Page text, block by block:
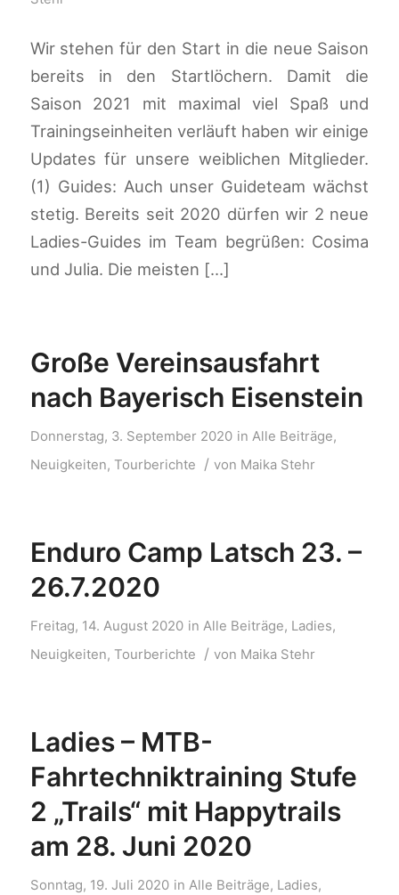
Wir stehen für den Start in die neue Saison
bereits in den Startlöchern. Damit die
Saison 2021 mit maximal viel Spaß und
Trainingseinheiten verläuft haben wir einige
Updates für unsere weiblichen Mitglieder.
(1) Guides: Auch unser Guideteam wächst
stetig. Bereits seit 2020 dürfen wir 2 neue
Ladies-Guides im Team begrüßen: Cosima
und Julia. Die meisten […]
Große Vereinsausfahrt
nach Bayerisch Eisenstein
Donnerstag, 3. September 2020 in Alle Beiträge,
Neuigkeiten, Tourberichte / von Maika Stehr
Enduro Camp Latsch 23. –
26.7.2020
Freitag, 14. August 2020 in Alle Beiträge, Ladies,
Neuigkeiten, Tourberichte / von Maika Stehr
Ladies – MTB-
Fahrtechniktraining Stufe
2 „Trails“ mit Happytrails
am 28. Juni 2020
Sonntag, 19. Juli 2020 in Alle Beiträge, Ladies,